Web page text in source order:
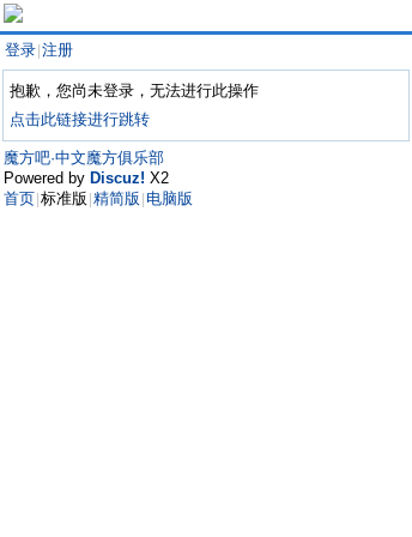
登录 注册
抱歉，您尚未登录，无法进行此操作
点击此链接进行跳转
魔方吧·中文魔方俱乐部
Powered by Discuz! X2
首页 标准版 精简版 电脑版